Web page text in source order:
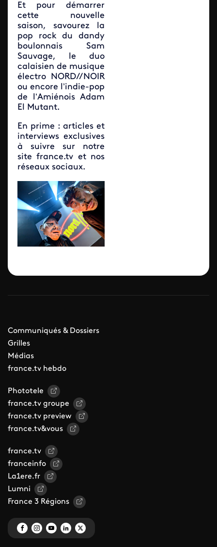
Et pour démarrer
cette nouvelle
saison, savourez la
pop rock du dandy
boulonnais Sam
Sauvage, le duo
calaisien de musique
électro NORD//NOIR
ou encore l’indie-pop
de l’Amiénois Adam
El Mutant.
En prime : articles et
interviews exclusives
à suivre sur notre
site france.tv et nos
réseaux sociaux.
Communiqués & Dossiers
Grilles
Médias
france.tv hebdo
Phototele
france.tv groupe
france.tv preview
france.tv&vous
france.tv
franceinfo
La1ere.fr
Lumni
France 3 Régions